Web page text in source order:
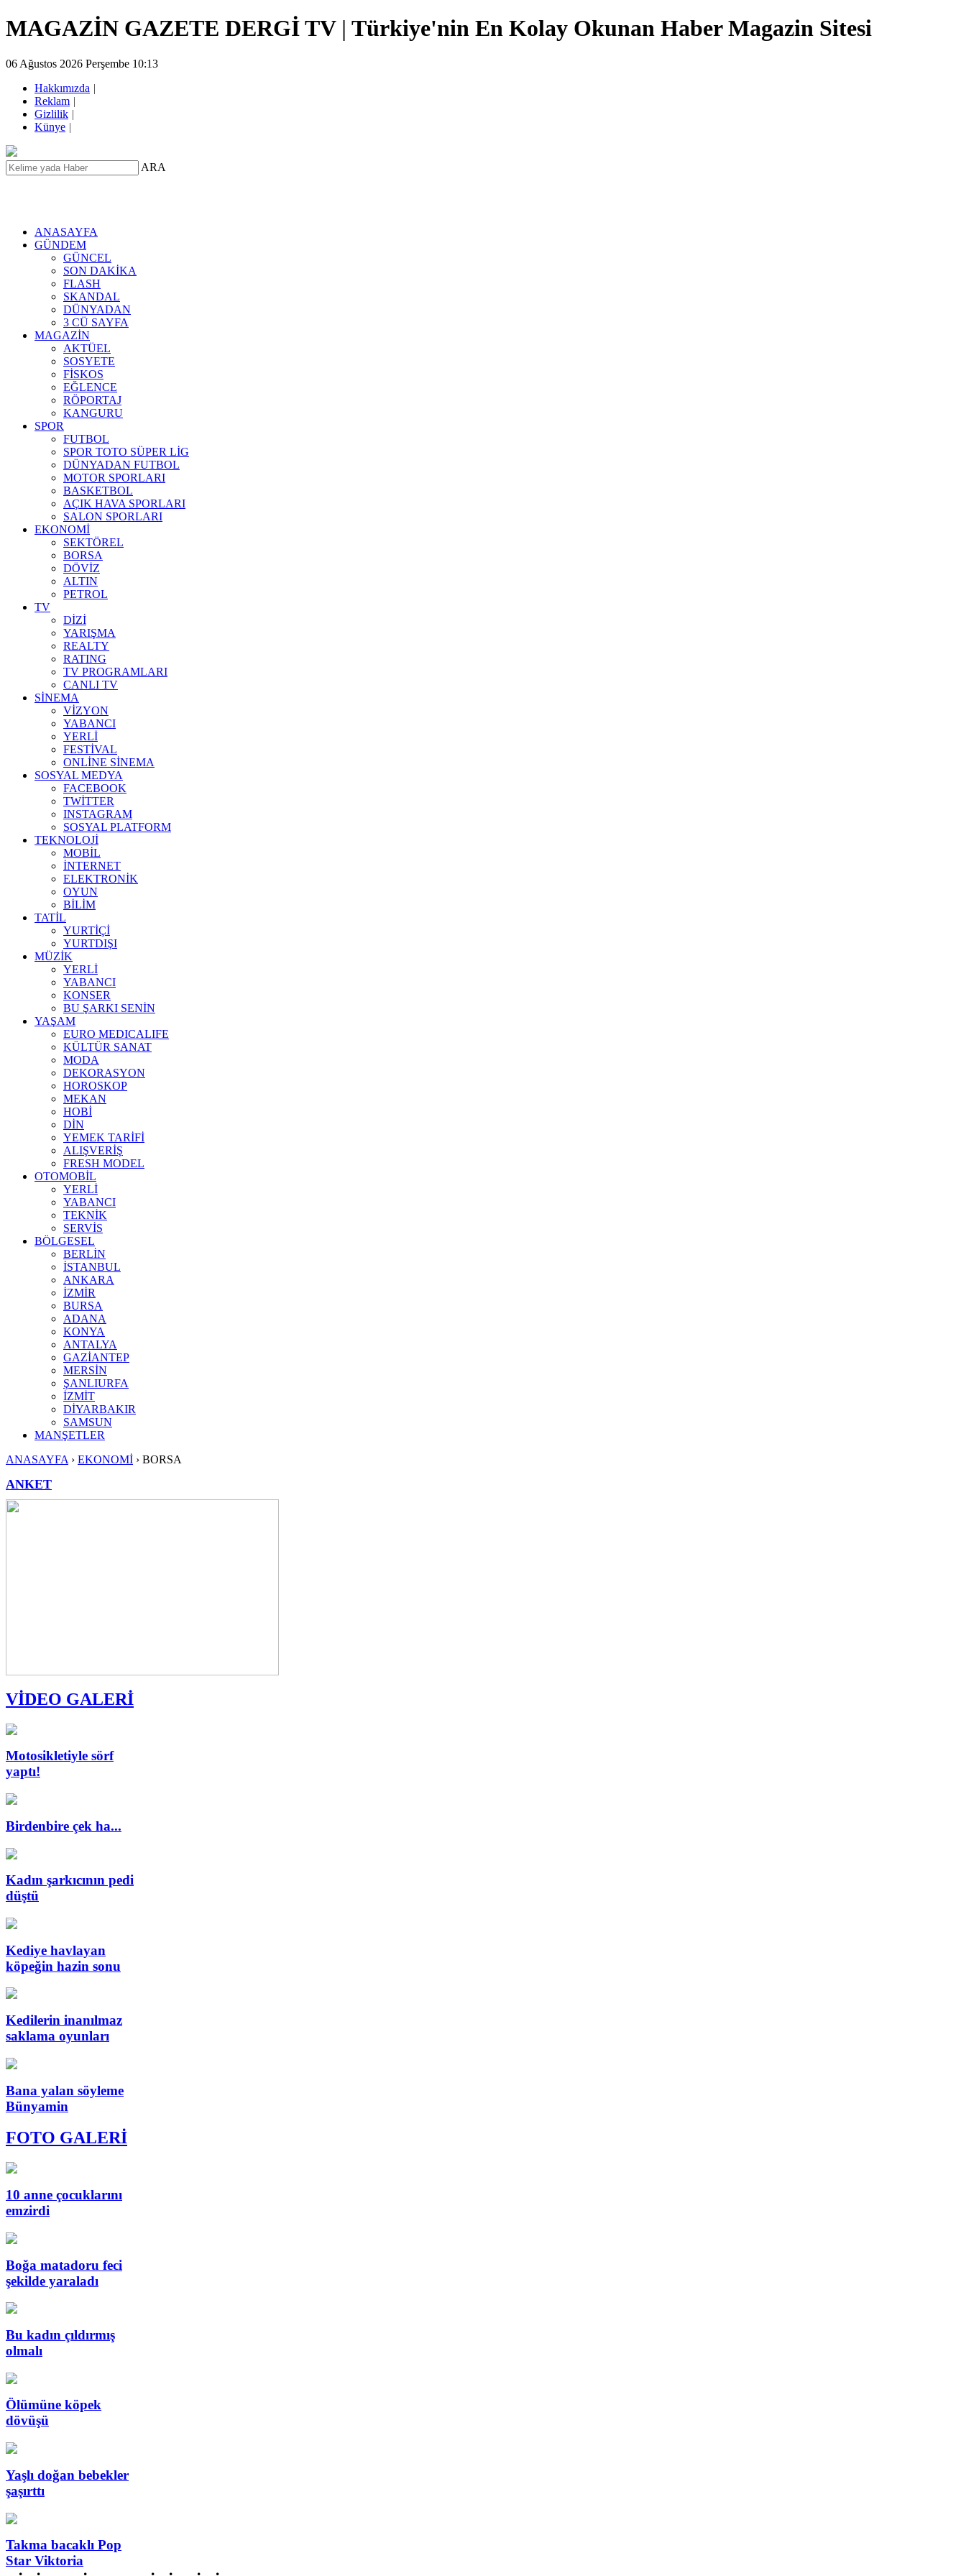
MAGAZİN GAZETE DERGİ TV | Türkiye'nin En Kolay Okunan Haber Magazin Sitesi
06 Ağustos 2026 Perşembe 10:13
Hakkımızda |
Reklam |
Gizlilik |
Künye |
ARA
ANASAYFA
GÜNDEM
GÜNCEL
SON DAKİKA
FLASH
SKANDAL
DÜNYADAN
3 CÜ SAYFA
MAGAZİN
AKTÜEL
SOSYETE
FİSKOS
EĞLENCE
RÖPORTAJ
KANGURU
SPOR
FUTBOL
SPOR TOTO SÜPER LİG
DÜNYADAN FUTBOL
MOTOR SPORLARI
BASKETBOL
AÇIK HAVA SPORLARI
SALON SPORLARI
EKONOMİ
SEKTÖREL
BORSA
DÖVİZ
ALTIN
PETROL
TV
DİZİ
YARIŞMA
REALTY
RATING
TV PROGRAMLARI
CANLI TV
SİNEMA
VİZYON
YABANCI
YERLİ
FESTİVAL
ONLİNE SİNEMA
SOSYAL MEDYA
FACEBOOK
TWİTTER
INSTAGRAM
SOSYAL PLATFORM
TEKNOLOJİ
MOBİL
İNTERNET
ELEKTRONİK
OYUN
BİLİM
TATİL
YURTİÇİ
YURTDIŞI
MÜZİK
YERLİ
YABANCI
KONSER
BU ŞARKI SENİN
YAŞAM
EURO MEDICALIFE
KÜLTÜR SANAT
MODA
DEKORASYON
HOROSKOP
MEKAN
HOBİ
DİN
YEMEK TARİFİ
ALIŞVERİŞ
FRESH MODEL
OTOMOBİL
YERLİ
YABANCI
TEKNİK
SERVİS
BÖLGESEL
BERLİN
İSTANBUL
ANKARA
İZMİR
BURSA
ADANA
KONYA
ANTALYA
GAZİANTEP
MERSİN
ŞANLIURFA
İZMİT
DİYARBAKIR
SAMSUN
MANŞETLER
ANASAYFA › EKONOMİ › BORSA
ANKET
VİDEO GALERİ
Motosikletiyle sörf
yaptı!
Birdenbire çek ha...
Kadın şarkıcının pedi
düştü
Kediye havlayan
köpeğin hazin sonu
Kedilerin inanılmaz
saklama oyunları
Bana yalan söyleme
Bünyamin
FOTO GALERİ
10 anne çocuklarını
emzirdi
Boğa matadoru feci
şekilde yaraladı
Bu kadın çıldırmış
olmalı
Ölümüne köpek
dövüşü
Yaşlı doğan bebekler
şaşırttı
Takma bacaklı Pop
Star Viktoria